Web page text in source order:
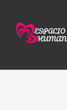
contenido